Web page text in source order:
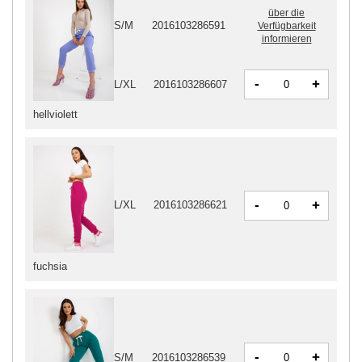
fuchsia
L/XL 2016103286621 - +
hellviolett
S/M 2016103286591
über die
Verfügbarkeit
informieren
L/XL 2016103286607 - +
S/M 2016103286539 - +